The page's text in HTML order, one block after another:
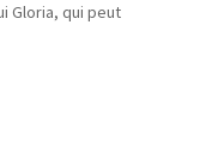
Gloria, qui peut